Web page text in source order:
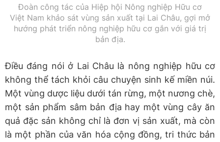
Đoàn công tác của Hiệp hội Nông nghiệp Hữu cơ
Việt Nam khảo sát vùng sản xuất tại Lai Châu, gợi mở
hướng phát triển nông nghiệp hữu cơ gắn với giá trị
bản địa.
Điều đáng nói ở Lai Châu là nông nghiệp hữu cơ
không thể tách khỏi câu chuyện sinh kế miền núi.
Một vùng dược liệu dưới tán rừng, một nương chè,
một sản phẩm sâm bản địa hay một vùng cây ăn
quả đặc sản không chỉ là đơn vị sản xuất, mà còn
là một phần của văn hóa cộng đồng, tri thức bản